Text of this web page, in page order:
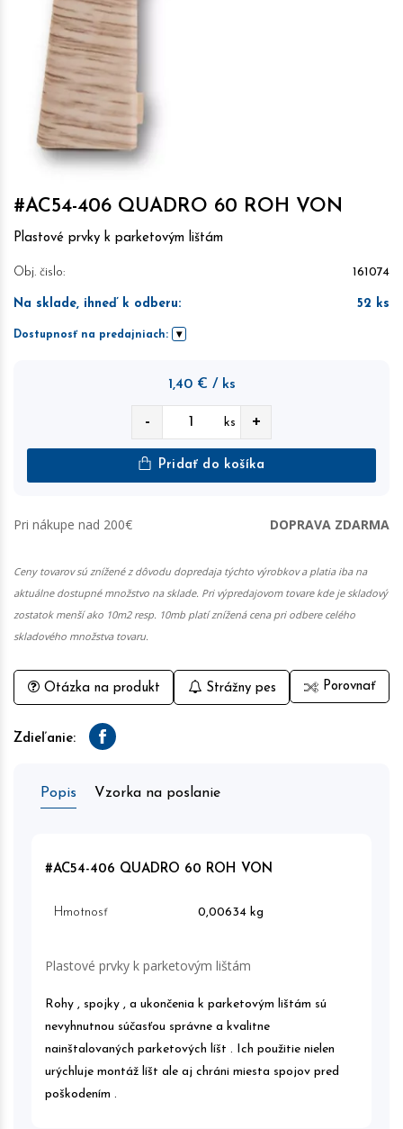
#AC54-406 QUADRO 60 ROH VON
Plastové prvky k parketovým lištám
Obj. čislo: 161074
Na sklade, ihneď k odberu: 52 ks
Dostupnosť na predajniach:
1,40 € / ks
- ks +
Pridať do košíka
Pri nákupe nad 200€ DOPRAVA ZDARMA
Ceny tovarov sú znížené z dôvodu dopredaja týchto výrobkov a platia iba na
aktuálne dostupné množstvo na sklade. Pri výpredajovom tovare kde je skladový
zostatok menší ako 10m2 resp. 10mb platí znížená cena pri odbere celého
skladového množstva tovaru.
Otázka na produkt Strážny pes Porovnať
Zdieľanie: Facebook
Popis Vzorka na poslanie
#AC54-406 QUADRO 60 ROH VON
Hmotnosť 0,00634 kg
Plastové prvky k parketovým lištám
Rohy , spojky , a ukončenia k parketovým lištám sú
nevyhnutnou súčasťou správne a kvalitne
nainštalovaných parketových líšt . Ich použitie nielen
urýchluje montáž líšt ale aj chráni miesta spojov pred
poškodením .